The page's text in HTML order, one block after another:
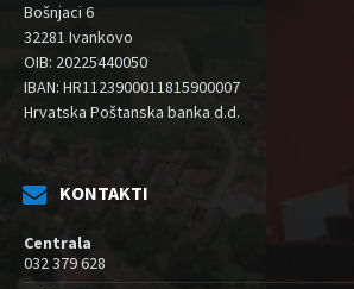
Bošnjaci 6
32281 Ivankovo
OIB: 20225440050
IBAN: HR1123900011815900007
Hrvatska Poštanska banka d.d.
KONTAKTI
Centrala
032 379 628